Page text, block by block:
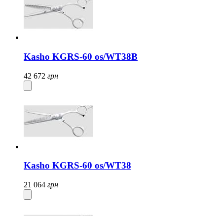
Kasho KGRS-60 os/WT38B
42 672 грн
Kasho KGRS-60 os/WT38
21 064 грн